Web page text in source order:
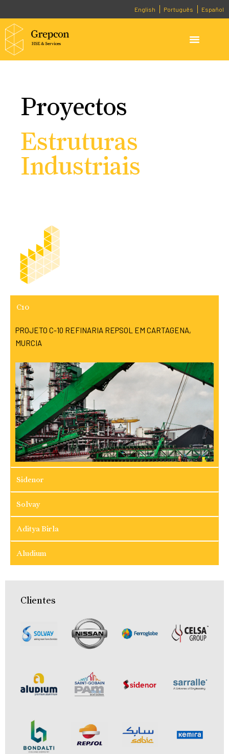
English Português Español
Proyectos
Estruturas
Industriais
C10
PROJETO C-10 REFINARIA REPSOL EM CARTAGENA,
MURCIA
Sidenor
Solvay
Aditya Birla
Aludium
Clientes